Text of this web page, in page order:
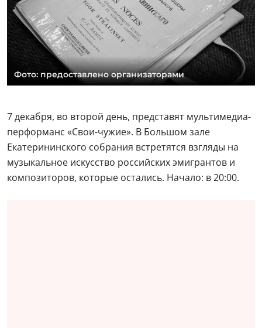
Фото: предоставлено организаторами
7 декабря, во второй день, представят мультимедиа-
перформанс «Свои-чужие». В Большом зале
Екатерининского собрания встретятся взгляды на
музыкальное искусство российских эмигрантов и
композиторов, которые остались. Начало: в 20:00.